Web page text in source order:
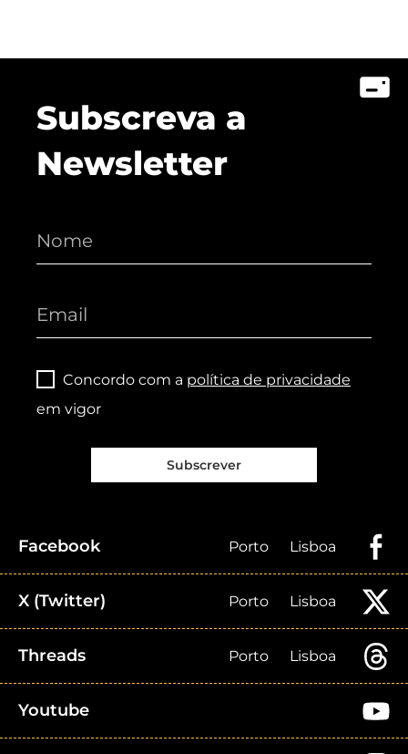
Subscreva a
Newsletter
Concordo com a política de privacidade
em vigor
Subscrever
Facebook Porto Lisboa
X (Twitter) Porto Lisboa
Threads Porto Lisboa
Youtube